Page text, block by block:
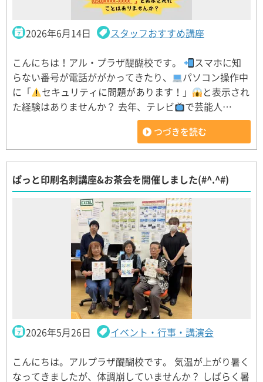
2026年6月14日 スタッフおすすめ講座
こんにちは！アル・プラザ醍醐校です。
スマホに知
らない番号が電話ががかってきたり、
パソコン操作中
に「
セキュリティに問題があります！」
と表示され
た経験はありませんか？ 去年、テレビ
で芸能人…
つづきを読む
ぱっと印刷名刺講座&お茶会を開催しました(#^.^#)
2026年5月26日 イベント・行事・講演会
こんにちは。アルプラザ醍醐校です。 気温が上がり暑く
なってきましたが、体調崩していませんか？ しばらく暑